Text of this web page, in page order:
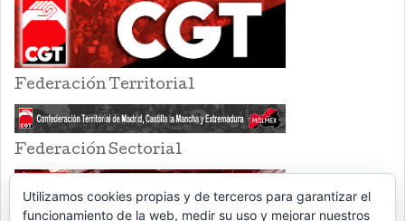
Federación Territorial
Federación Sectorial
Utilizamos cookies propias y de terceros para garantizar el
funcionamiento de la web, medir su uso y mejorar nuestros